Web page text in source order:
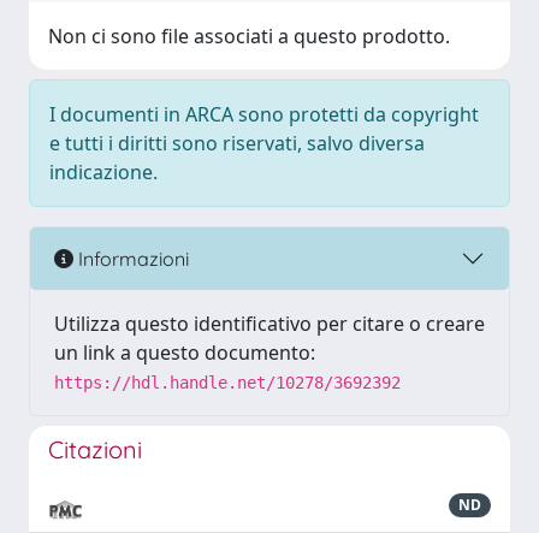
Non ci sono file associati a questo prodotto.
I documenti in ARCA sono protetti da copyright
e tutti i diritti sono riservati, salvo diversa
indicazione.
Informazioni
Utilizza questo identificativo per citare o creare
un link a questo documento:
https://hdl.handle.net/10278/3692392
Citazioni
ND